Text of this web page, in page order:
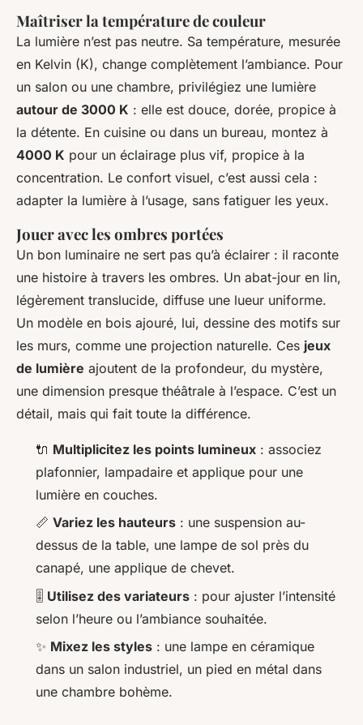
Maîtriser la température de couleur
La lumière n’est pas neutre. Sa température, mesurée
en Kelvin (K), change complètement l’ambiance. Pour
un salon ou une chambre, privilégiez une lumière
autour de 3000 K : elle est douce, dorée, propice à
la détente. En cuisine ou dans un bureau, montez à
4000 K pour un éclairage plus vif, propice à la
concentration. Le confort visuel, c’est aussi cela :
adapter la lumière à l’usage, sans fatiguer les yeux.
Jouer avec les ombres portées
Un bon luminaire ne sert pas qu’à éclairer : il raconte
une histoire à travers les ombres. Un abat-jour en lin,
légèrement translucide, diffuse une lueur uniforme.
Un modèle en bois ajouré, lui, dessine des motifs sur
les murs, comme une projection naturelle. Ces jeux
de lumière ajoutent de la profondeur, du mystère,
une dimension presque théâtrale à l’espace. C’est un
détail, mais qui fait toute la différence.
🔌 Multiplicitez les points lumineux : associez
plafonnier, lampadaire et applique pour une
lumière en couches.
📏 Variez les hauteurs : une suspension au-
dessus de la table, une lampe de sol près du
canapé, une applique de chevet.
🎚️ Utilisez des variateurs : pour ajuster l’intensité
selon l’heure ou l’ambiance souhaitée.
✨ Mixez les styles : une lampe en céramique
dans un salon industriel, un pied en métal dans
une chambre bohème.